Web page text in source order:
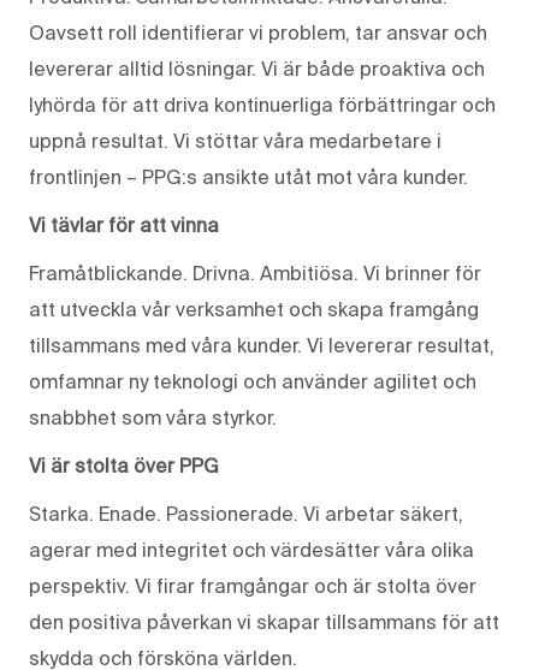
Oavsett roll identifierar vi problem, tar ansvar och
levererar alltid lösningar. Vi är både proaktiva och
lyhörda för att driva kontinuerliga förbättringar och
uppnå resultat. Vi stöttar våra medarbetare i
frontlinjen – PPG:s ansikte utåt mot våra kunder.
Vi tävlar för att vinna
Framåtblickande. Drivna. Ambitiösa. Vi brinner för
att utveckla vår verksamhet och skapa framgång
tillsammans med våra kunder. Vi levererar resultat,
omfamnar ny teknologi och använder agilitet och
snabbhet som våra styrkor.
Vi är stolta över PPG
Starka. Enade. Passionerade. Vi arbetar säkert,
agerar med integritet och värdesätter våra olika
perspektiv. Vi firar framgångar och är stolta över
den positiva påverkan vi skapar tillsammans för att
skydda och försköna världen.